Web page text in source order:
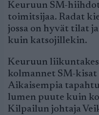
Keuruun SM-
toimitsijaa. Radat
jossa on hyvät tilat
kuin katsojillekin.
Keuruun
kolmannet SM-
Aikaisempia
lumen puute kuin
Kilpailun johtaja